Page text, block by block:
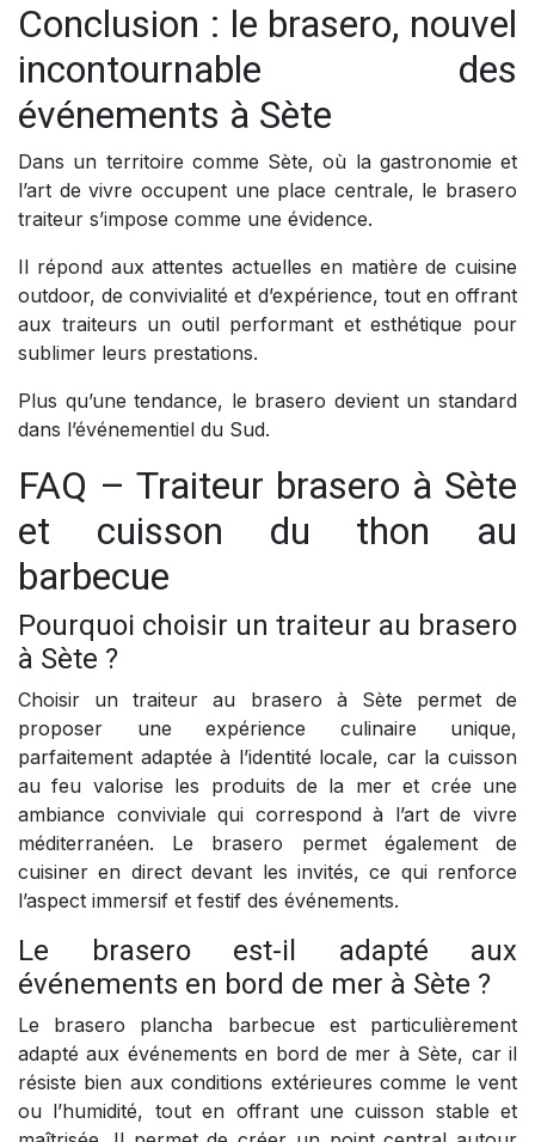
Conclusion : le brasero, nouvel
incontournable des
événements à Sète
Dans un territoire comme Sète, où la gastronomie et
l’art de vivre occupent une place centrale, le brasero
traiteur s’impose comme une évidence.
Il répond aux attentes actuelles en matière de cuisine
outdoor, de convivialité et d’expérience, tout en offrant
aux traiteurs un outil performant et esthétique pour
sublimer leurs prestations.
Plus qu’une tendance, le brasero devient un standard
dans l’événementiel du Sud.
FAQ – Traiteur brasero à Sète
et cuisson du thon au
barbecue
Pourquoi choisir un traiteur au brasero
à Sète ?
Choisir un traiteur au brasero à Sète permet de
proposer une expérience culinaire unique,
parfaitement adaptée à l’identité locale, car la cuisson
au feu valorise les produits de la mer et crée une
ambiance conviviale qui correspond à l’art de vivre
méditerranéen. Le brasero permet également de
cuisiner en direct devant les invités, ce qui renforce
l’aspect immersif et festif des événements.
Le brasero est-il adapté aux
événements en bord de mer à Sète ?
Le brasero plancha barbecue est particulièrement
adapté aux événements en bord de mer à Sète, car il
résiste bien aux conditions extérieures comme le vent
ou l’humidité, tout en offrant une cuisson stable et